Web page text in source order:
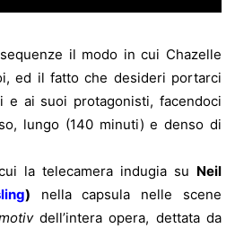
il modo in cui Chazelle
ed il fatto che desideri portarci
e ai suoi protagonisti, facendoci
lungo (140 minuti) e denso di
la telecamera indugia su Neil
) nella capsula nelle scene
dell’intera opera, dettata da